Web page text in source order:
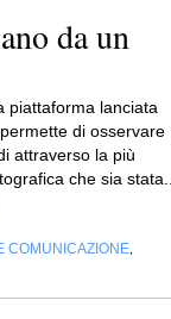
da un
piattaforma lanciata
di osservare
attraverso la più
che sia
COMUNICAZIONE